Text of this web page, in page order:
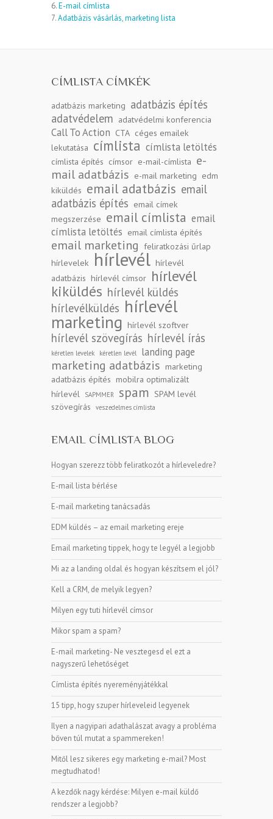
6.E-mail címlista
7.Adatbázis vásárlás, marketing lista
CÍMLISTA CÍMKÉK
adatbázis marketing adatbázis építés
adatvédelem adatvédelmi konferencia
Call To Action CTA céges emailek
lekutatása címlista címlista letöltés
címlista építés címsor e-mail-címlista e-
mail adatbázis e-mail marketing edm
kiküldés email adatbázis email
adatbázis építés email címek
megszerzése email címlista email
címlista letöltés email címlista építés
email marketing feliratkozási űrlap
hírlevelek
hírlevél hírlevél
adatbázis hírlevél címsor hírlevél
kiküldés hírlevél küldés
hírlevélküldés hírlevél
marketing hírlevél szoftver
hírlevél szövegírás hírlevél írás
kéretlen levelek kéretlen levél landing page
marketing adatbázis marketing
adatbázis építés mobilra optimalizált
hírlevél
SAPMMER spam SPAM levél
szövegírás
veszedelmes címlista
EMAIL CÍMLISTA BLOG
Hogyan szerezz több feliratkozót a hírleveledre?
E-mail lista bérlése
E-mail marketing tanácsadás
EDM küldés – az email marketing ereje
Email marketing tippek, hogy te legyél a legjobb
Mi az a landing oldal és hogyan készítsem el jól?
Kell a CRM, de melyik legyen?
Milyen egy tuti hírlevél címsor
Mikor spam a spam?
E-mail marketing- Ne vesztegesd el ezt a
nagyszerű lehetőséget
Címlista építés nyereményjátékkal
15 tipp, hogy szuper hírleveleid legyenek
Ilyen a nagyipari adathalászat avagy a probléma
bőven túl mutat a spammereken!
Mitől lesz sikeres egy marketing e-mail? Most
megtudhatod!
A kezdők nagy kérdése: Milyen e-mail küldő
rendszer a legjobb?